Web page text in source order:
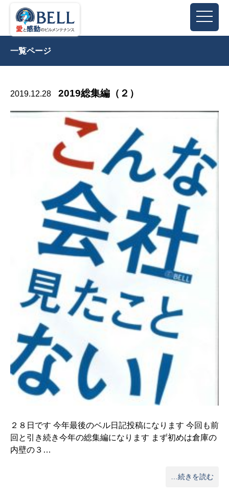
一覧ページ
2019.12.28 2019総集編（２）
２８日です 今年最後のベル日記投稿になります 今回も前
回と引き続き今年の総集編になります まず初めは倉庫の
内壁の３…
…続きを読む